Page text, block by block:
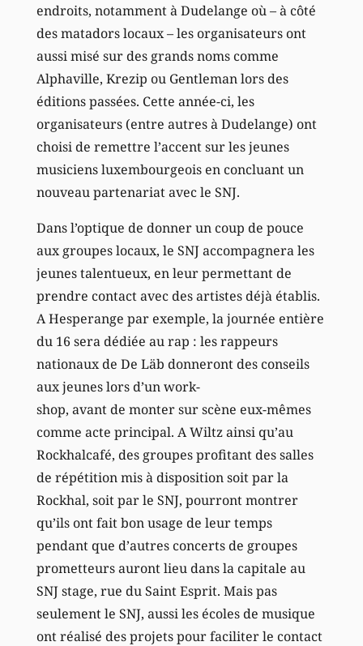
endroits, notamment à Dudelange où – à côté
des matadors locaux – les organisateurs ont
aussi misé sur des grands noms comme
Alphaville, Krezip ou Gentleman lors des
éditions passées. Cette année-ci, les
organisateurs (entre autres à Dudelange) ont
choisi de remettre l’accent sur les jeunes
musiciens luxembourgeois en concluant un
nouveau partenariat avec le SNJ.
Dans l’optique de donner un coup de pouce
aux groupes locaux, le SNJ accompagnera les
jeunes talentueux, en leur permettant de
prendre contact avec des artistes déjà établis.
A Hesperange par exemple, la journée entière
du 16 sera dédiée au rap : les rappeurs
nationaux de De Läb donneront des conseils
aux jeunes lors d’un work-
shop, avant de monter sur scène eux-mêmes
comme acte principal. A Wiltz ainsi qu’au
Rockhalcafé, des groupes profitant des salles
de répétition mis à disposition soit par la
Rockhal, soit par le SNJ, pourront montrer
qu’ils ont fait bon usage de leur temps
pendant que d’autres concerts de groupes
prometteurs auront lieu dans la capitale au
SNJ stage, rue du Saint Esprit. Mais pas
seulement le SNJ, aussi les écoles de musique
ont réalisé des projets pour faciliter le contact